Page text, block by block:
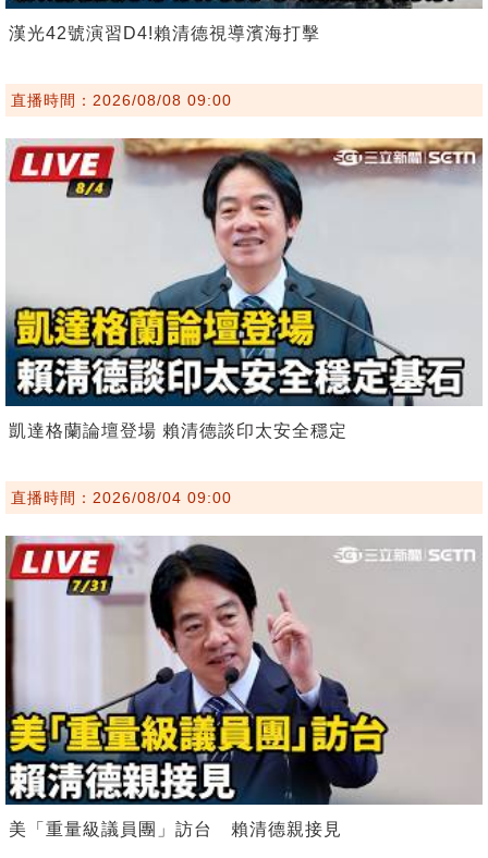
漢光42號演習D4!賴清德視導濱海打擊
直播時間：2026/08/08 09:00
凱達格蘭論壇登場 賴清德談印太安全穩定
直播時間：2026/08/04 09:00
美「重量級議員團」訪台 賴清德親接見